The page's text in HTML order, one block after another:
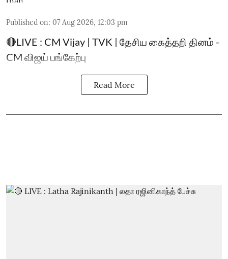
Published on: 07 Aug 2026, 12:03 pm
🔴LIVE : CM Vijay | TVK | தேசிய கைத்தறி தினம் -
CM விஜய் பங்கேற்பு
Read More